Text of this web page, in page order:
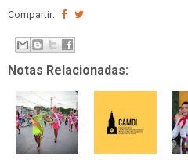
Compartir:
Notas Relacionadas: